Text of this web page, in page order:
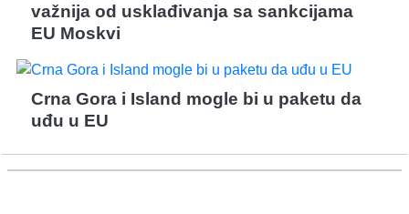
važnija od usklađivanja sa sankcijama
EU Moskvi
Crna Gora i Island mogle bi u paketu da
uđu u EU